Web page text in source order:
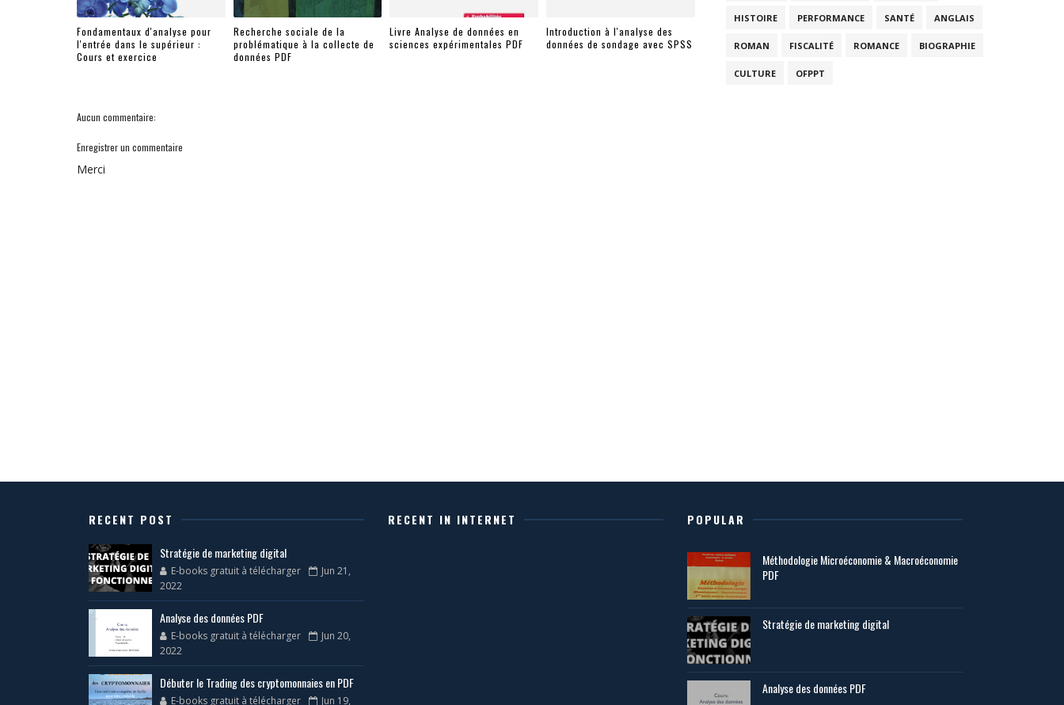
Fondamentaux d'analyse pour
l'entrée dans le supérieur :
Cours et exercice
Recherche sociale de la
problématique à la collecte de
données PDF
Livre Analyse de données en
sciences expérimentales PDF
Introduction à l'analyse des
données de sondage avec SPSS
Aucun commentaire:
Enregistrer un commentaire
Merci
HISTOIRE PERFORMANCE SANTÉ ANGLAIS
ROMAN FISCALITÉ ROMANCE BIOGRAPHIE
CULTURE OFPPT
RECENT POST
Stratégie de marketing digital
E-books gratuit à télécharger
Jun 21,
2022
Analyse des données PDF
E-books gratuit à télécharger
Jun 20,
2022
Débuter le Trading des cryptomonnaies en PDF
E-books gratuit à télécharger Jun 19,
RECENT IN INTERNET POPULAR
Méthodologie Microéconomie & Macroéconomie
PDF
Stratégie de marketing digital
Analyse des données PDF